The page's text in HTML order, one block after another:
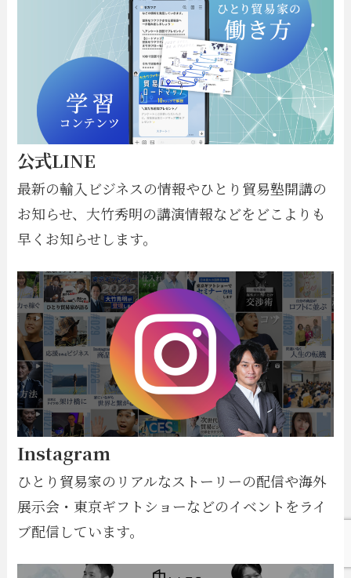
公式LINE
最新の輸入ビジネスの情報やひとり貿易塾開講の
お知らせ、大竹秀明の講演情報などをどこよりも
早くお知らせします。
Instagram
ひとり貿易家のリアルなストーリーの配信や海外
展示会・東京ギフトショーなどのイベントをライ
ブ配信しています。